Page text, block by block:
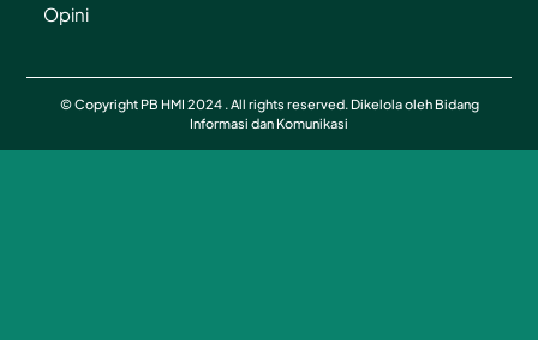
Opini
© Copyright PB HMI 2024 . All rights reserved. Dikelola oleh Bidang
Informasi dan Komunikasi